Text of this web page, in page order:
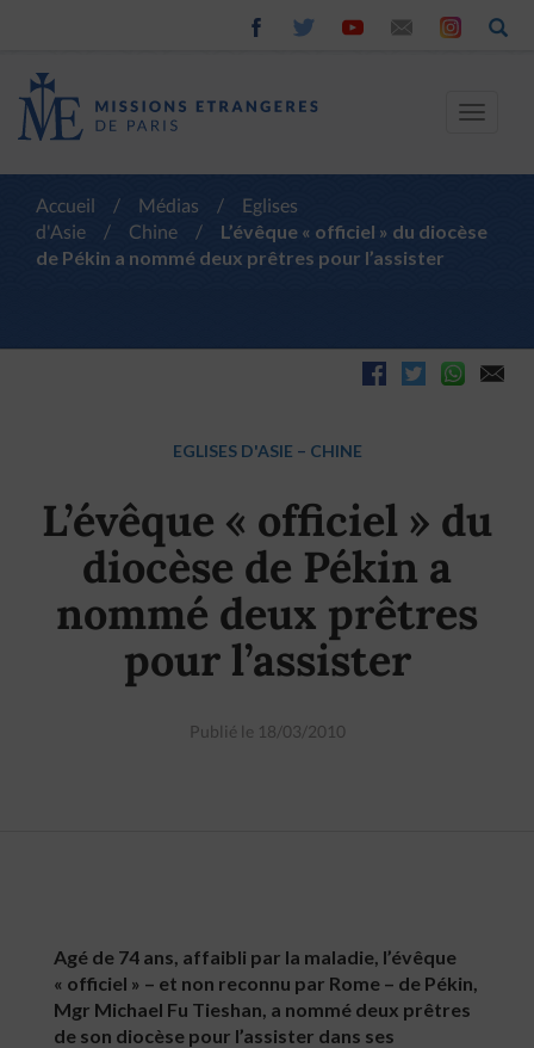
Toggle
Accueil / Médias /
Eglises
d'Asie
/ Chine /
L’évêque « officiel » du diocèse
de Pékin a nommé deux prêtres pour l’assister
EGLISES D'ASIE – CHINE
L’évêque « officiel » du
diocèse de Pékin a
nommé deux prêtres
pour l’assister
Publié le 18/03/2010
Agé de 74 ans, affaibli par la maladie, l’évêque
« officiel » – et non reconnu par Rome – de Pékin,
Mgr Michael Fu Tieshan, a nommé deux prêtres
de son diocèse pour l’assister dans ses